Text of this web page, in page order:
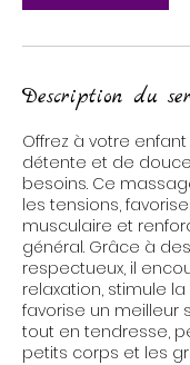
Description du
Offrez à votre
détente et de
besoins. Ce
les tensions,
musculaire et
général. Grâce à
respectueux, il
relaxation, stimule
favorise un meilleur
tout en tendresse,
petits corps et les